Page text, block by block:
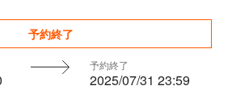
予約終了
予約終了
2025/07/31 23:59